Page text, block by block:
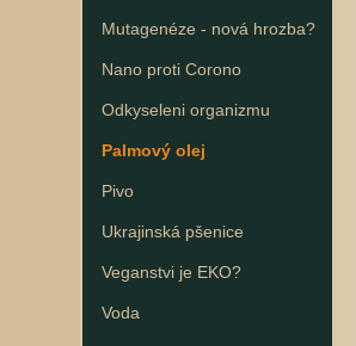
Mutagenéze - nová hrozba?
Nano proti Corono
Odkyseleni organizmu
Palmový olej
Pivo
Ukrajinská pšenice
Veganstvi je EKO?
Voda